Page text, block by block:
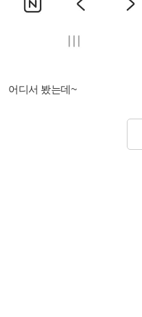
어디서 봤는데~